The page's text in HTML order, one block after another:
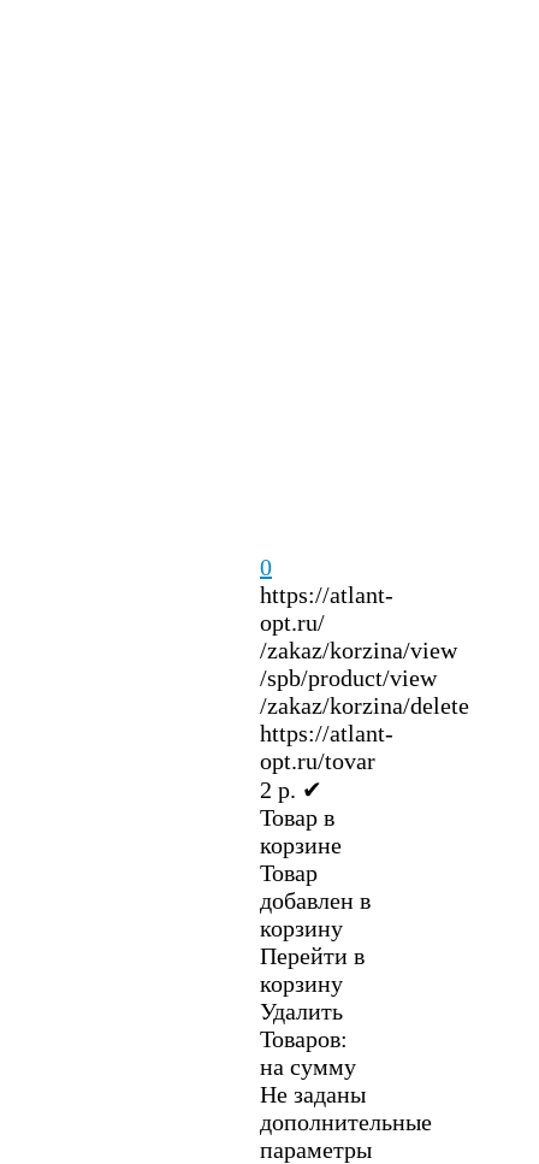
0
https://atlant-
opt.ru/
/zakaz/korzina/view
/spb/product/view
/zakaz/korzina/delete
https://atlant-
opt.ru/tovar
2 р. ✔
Товар в
корзине
Товар
добавлен в
корзину
Перейти в
корзину
Удалить
Товаров:
на сумму
Не заданы
дополнительные
параметры